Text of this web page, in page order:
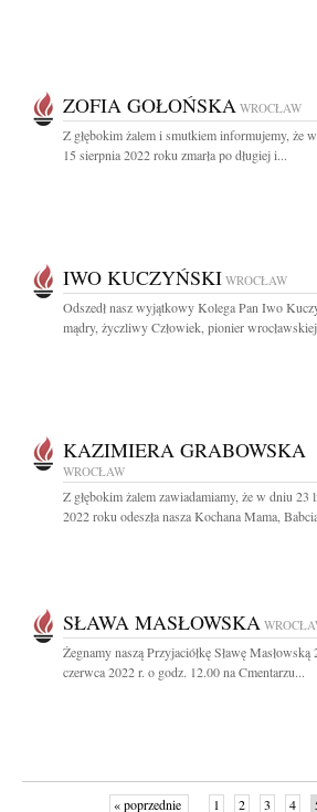
ZOFIA GOŁOŃSKA WROCŁAW
Z głębokim żalem i smutkiem informujemy, że
15 sierpnia 2022 roku zmarła po długiej i...
IWO KUCZYŃSKI WROCŁAW
Odszedł nasz wyjątkowy Kolega Pan Iwo
mądry, życzliwy Człowiek, pionier
KAZIMIERA GRABOWSKA
WROCŁAW
Z głębokim żalem zawiadamiamy, że w dniu 23
2022 roku odeszła nasza Kochana Mama,
SŁAWA MASŁOWSKA
Żegnamy naszą Przyjaciółkę Sławę Masłowską
czerwca 2022 r. o godz. 12.00 na Cmentarzu...
« poprzednie 1 2 3 4